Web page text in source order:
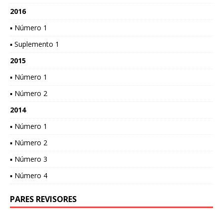
2016
▪ Número 1
▪ Suplemento 1
2015
▪ Número 1
▪ Número 2
2014
▪ Número 1
▪ Número 2
▪ Número 3
▪ Número 4
PARES REVISORES